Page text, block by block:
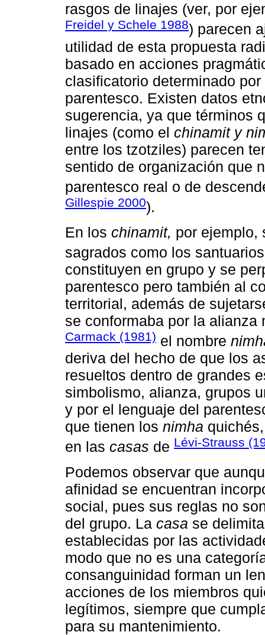
rasgos de linajes (ver, por
Freidel y Schele 1988) parecen
utilidad de esta propuesta
basado en acciones
clasificatorio determinado
parentesco. Existen datos
sugerencia, ya que términos
linajes (como el chinamit y
entre los tzotziles) parecen
sentido de organización que
parentesco real o de
Gillespie 2000).
En los chinamit, por ejemplo,
sagrados como los
constituyen en grupo y se
parentesco pero también al
territorial, además de
se conformaba por la
Carmack (1981) el nombre
deriva del hecho de que los
resueltos dentro de grandes
simbolismo, alianza, grupos
y por el lenguaje del
que tienen los nimha
en las casas de Lévi-Strauss
Podemos observar que
afinidad se encuentran
social, pues sus reglas no
del grupo. La casa se
establecidas por las
modo que no es una
consanguinidad forman un
acciones de los miembros
legítimos, siempre que
para su mantenimiento.